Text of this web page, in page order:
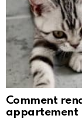
Comment
appartement